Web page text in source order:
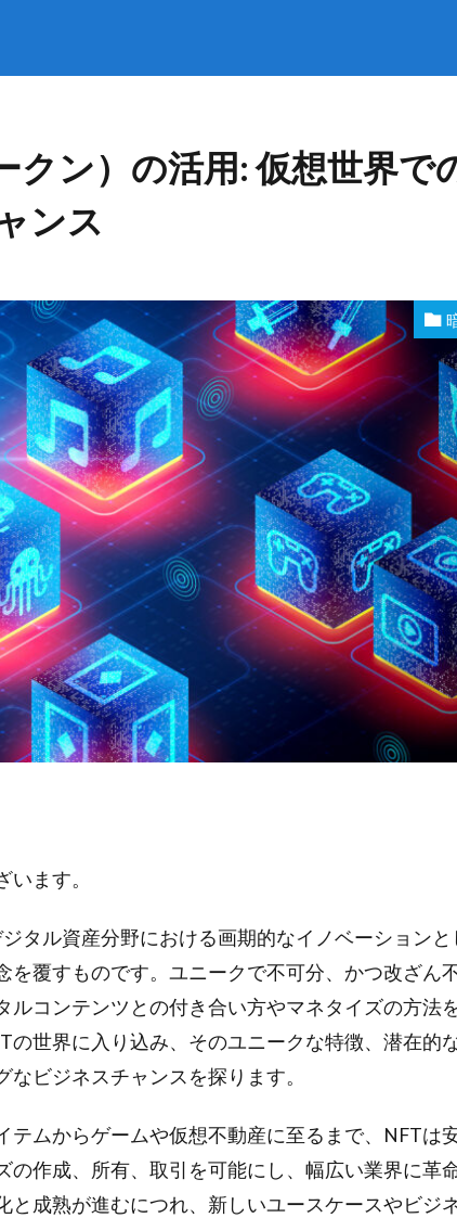
クン）の活用: 仮想世界で
ンス
ます。
タル資産分野における画期的なイノベーションと
を覆すものです。ユニークで不可分、かつ改ざん
ルコンテンツとの付き合い方やマネタイズの方法
世界に入り込み、そのユニークな特徴、潜在的な
ビジネスチャンスを探ります。
テムからゲームや仮想不動産に至るまで、NFTは
の作成、所有、取引を可能にし、幅広い業界に革
と成熟が進むにつれ、新しいユースケースやビジ